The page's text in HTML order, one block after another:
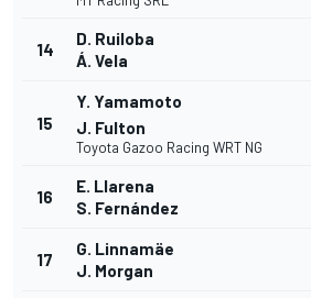
14
D. Ruiloba
Á. Vela
15
Y. Yamamoto
J. Fulton
Toyota Gazoo Racing WRT NG
16
E. Llarena
S. Fernández
17
G. Linnamäe
J. Morgan